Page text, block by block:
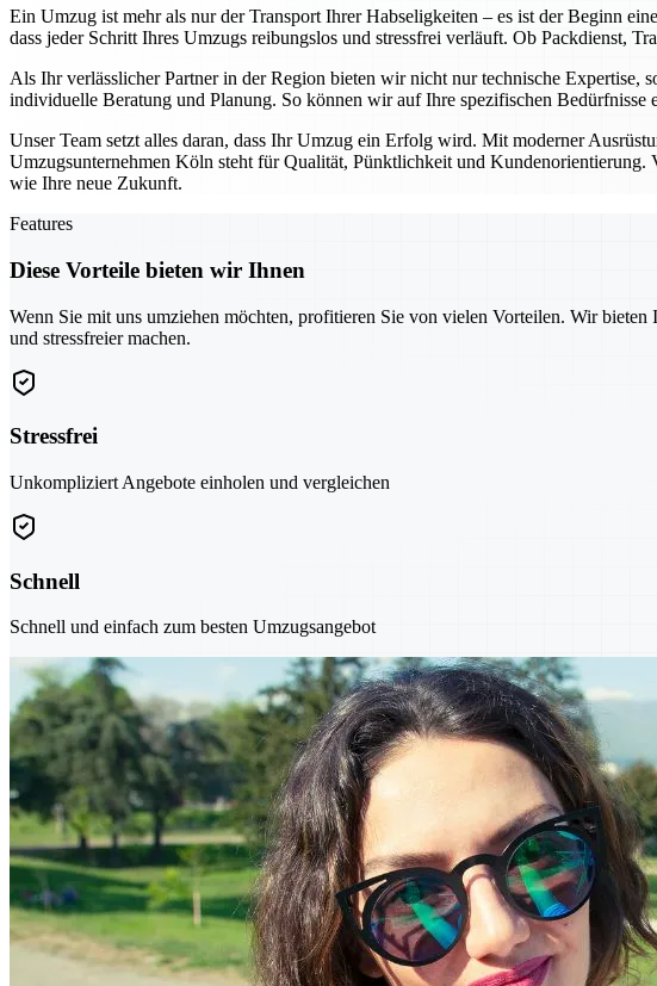
Ein Umzug ist mehr als nur der Transport Ihrer Habseligkeiten – es ist der Beginn
dass jeder Schritt Ihres Umzugs reibungslos und stressfrei verläuft. Ob Packdienst,
Als Ihr verlässlicher Partner in der Region bieten wir nicht nur technische Expertise,
individuelle Beratung und Planung. So können wir auf Ihre spezifischen
Unser Team setzt alles daran, dass Ihr Umzug ein Erfolg wird. Mit moderner
Umzugsunternehmen Köln steht für Qualität, Pünktlichkeit und
wie Ihre neue Zukunft.
Features
Diese Vorteile bieten wir Ihnen
Wenn Sie mit uns umziehen möchten, profitieren Sie von vielen Vorteilen. Wir
und stressfreier machen.
Stressfrei
Unkompliziert Angebote einholen und vergleichen
Schnell
Schnell und einfach zum besten Umzugsangebot